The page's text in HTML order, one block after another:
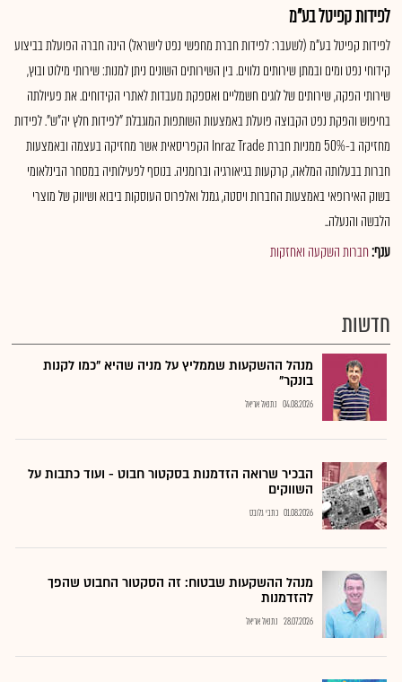
לפידות קפיטל בע"מ
לפידות קפיטל בע"מ (לשעבר: לפידות חברת מחפשי נפט לישראל) הינה חברה הפועלת בביצוע
קידוחי נפט ומים ובמתן שירותים נלווים. בין השירותים השונים ניתן למנות: שירותי מילוט ובוץ,
שירותי הפקה, שירותים של לוגים חשמליים ואספקת מעבדות לאתרי הקידוחים. את פעיולתה
בחיפוש והפקת נפט הקבוצה פועלת באמצעות השותפות המוגבלת "לפידות חלץ יה"ש". לפידות
מחזיקה ב-50% ממניות חברת Inraz Trade הקפריסאית אשר מחזיקה בעצמה ובאמצעות
חברות בבעלותה המלאה, קרקעות בגיאורגיה וברומניה. בנוסף לפעילותיה במסחר הבינלאומי
בשוק האירופאי באמצעות החברות ויסטה, גמנל ואלפרוס העוסקות ביבוא ושיווק של מוצרי
הלבשה והנעלה..
ענף:חברות השקעה ואחזקות
חדשות
מנהל ההשקעות שממליץ על מניה שהיא "כמו לקנות
בונקר"
04.08.2026 נתנאל אריאל
הבכיר שרואה הזדמנות בסקטור חבוט - ועוד כתבות על
השווקים
01.08.2026 כתבי גלובס
מנהל ההשקעות שבטוח: זה הסקטור החבוט שהפך
להזדמנות
28.07.2026 נתנאל אריאל